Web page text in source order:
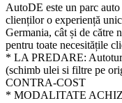
AutoDE este un parc
clienților o experiență
Germania, cât și de către
pentru toate necesitățile
* LA PREDARE:
(schimb ulei si filtre pe
CONTRA-COST
* MODALITATE